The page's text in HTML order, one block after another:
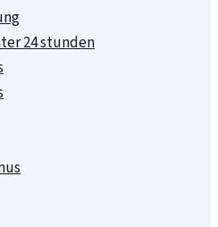
24 stunden